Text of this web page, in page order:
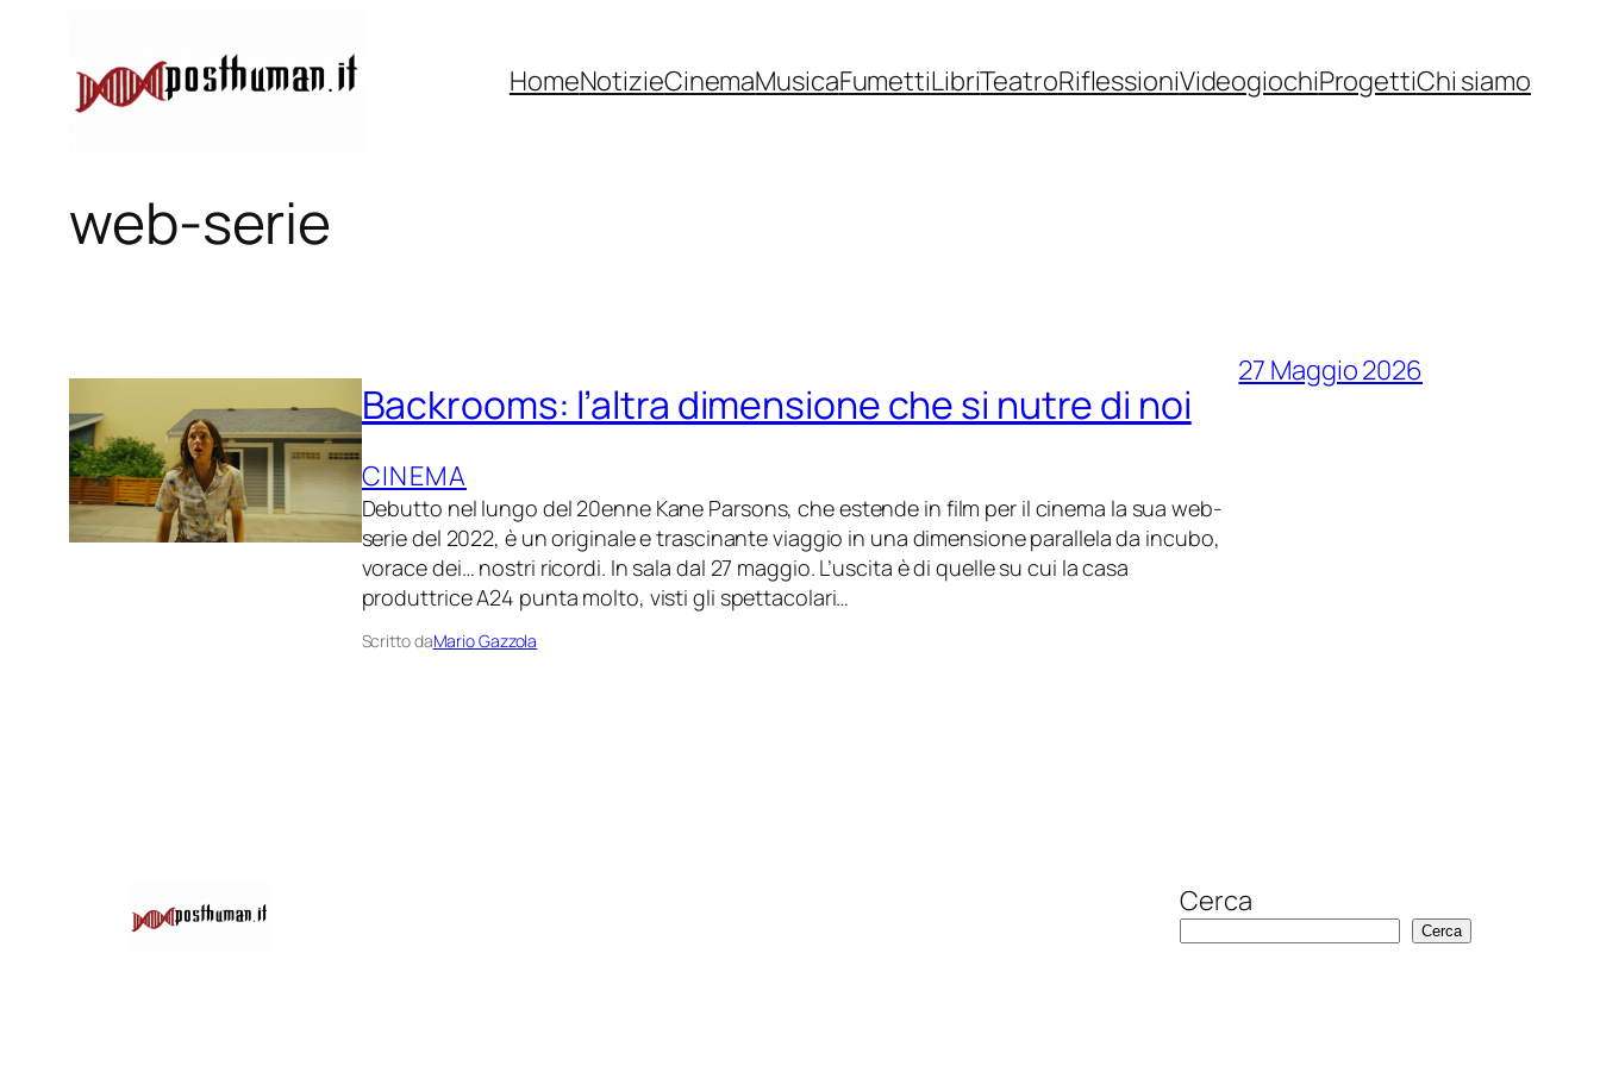
contenuto
HomeNotizieCinemaMusicaFumettiLibriTeatroRiflessioniVideogiochiProgettiChi siamo
web-serie
Backrooms: l’altra dimensione che si nutre di noi
CINEMA
Debutto nel lungo del 20enne Kane Parsons, che estende in film per il cinema la sua web-
serie del 2022, è un originale e trascinante viaggio in una dimensione parallela da incubo,
vorace dei… nostri ricordi. In sala dal 27 maggio. L’uscita è di quelle su cui la casa
produttrice A24 punta molto, visti gli spettacolari…
Scritto daMario Gazzola
27 Maggio 2026
Cerca
Cerca